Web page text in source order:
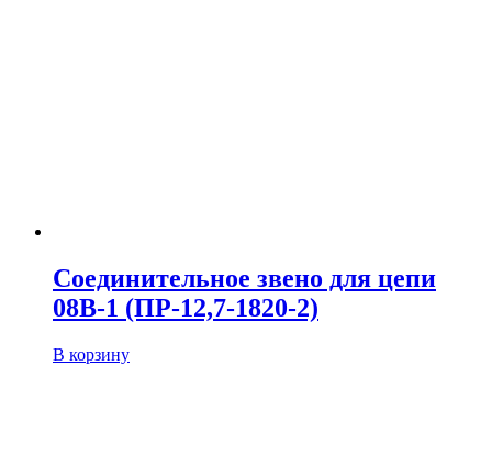
Соединительное звено для цепи
08B-1 (ПР-12,7-1820-2)
В корзину